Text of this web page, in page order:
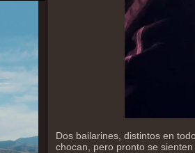
Dos bailarines, distintos en
chocan, pero pronto se